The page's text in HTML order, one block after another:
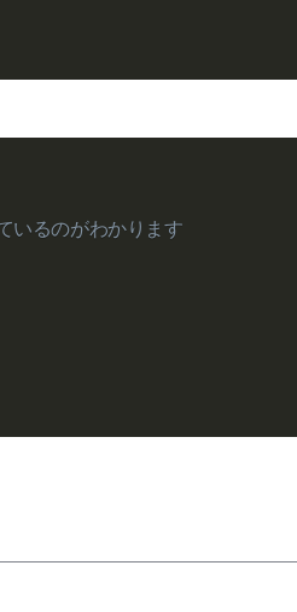
るのがわかります